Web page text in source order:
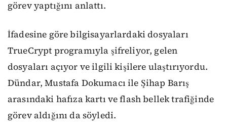
görev yaptığını anlattı.
İfadesine göre bilgisayarlardaki dosyaları
TrueCrypt programıyla şifreliyor, gelen
dosyaları açıyor ve ilgili kişilere ulaştırıyordu.
Dündar, Mustafa Dokumacı ile Şihap Barış
arasındaki hafıza kartı ve flash bellek trafiğinde
görev aldığını da söyledi.